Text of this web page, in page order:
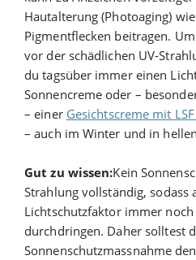
Hautalterung (Photoaging)
Pigmentflecken beitragen.
vor der schädlichen UV-
du tagsüber immer einen
Sonnencreme oder –
– einer Gesichtscreme mit
– auch im Winter und in
Gut zu wissen:Kein
Strahlung vollständig, sodass
Lichtschutzfaktor immer noch
durchdringen. Daher solltest
Sonnenschutzmassnahme